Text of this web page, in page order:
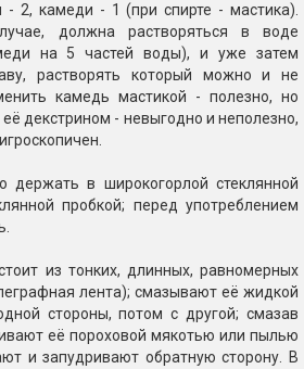
- 2, камеди - 1 (при спирте - мастика).
должна растворяться в воде
на 5 частей воды), и уже затем
растворять который можно и не
камедь мастикой - полезно, но
декстрином - невыгодно и неполезно,
держать в широкогорлой стеклянной
пробкой; перед употреблением
из тонких, длинных, равномерных
лента); смазывают её жидкой
стороны, потом с другой; смазав
её пороховой мякотью или пылью
и запудривают обратную сторону. В